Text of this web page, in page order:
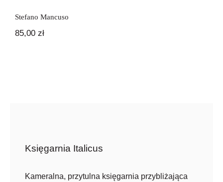
Stefano Mancuso
85,00 zł
Księgarnia Italicus
Kameralna, przytulna księgarnia przybliżająca